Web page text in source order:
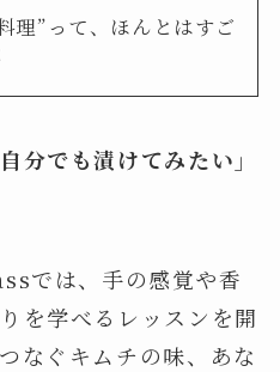
理”って、ほんとはすご
分でも漬けてみたい」
は、手の感覚や香
を学べるレッスンを開
なぐキムチの味、あな